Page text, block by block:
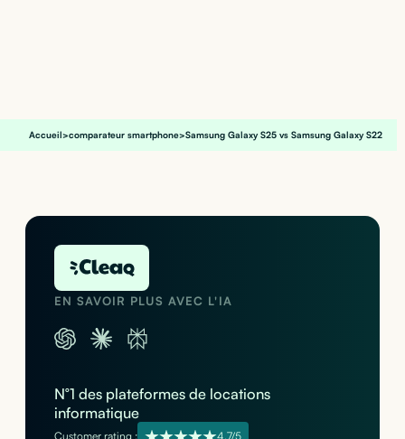
Accueil>comparateur smartphone>Samsung Galaxy S25 vs Samsung Galaxy S22
EN SAVOIR PLUS AVEC L'IA
N°1 des plateformes de locations
informatique
Customer rating : 4,7/5